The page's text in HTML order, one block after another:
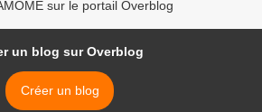
sur le portail Overblog
un blog sur Overblog
Créer un blog